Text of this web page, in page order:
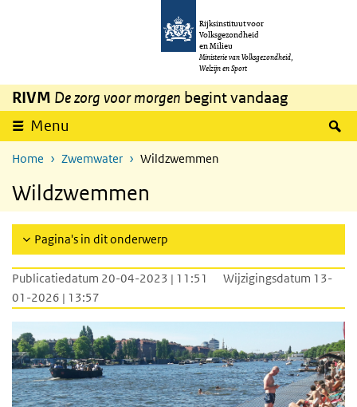
Overslaan en naar de inhoud gaan
Rijksinstituut voor
Volksgezondheid
en Milieu
Ministerie van Volksgezondheid,
Welzijn en Sport
RIVM De zorg voor morgen begint vandaag
Menu
Home Zwemwater Wildzwemmen
Wildzwemmen
Pagina's in dit onderwerp
Publicatiedatum 20-04-2023 | 11:51
Wijzigingsdatum 13-
01-2026 | 13:57